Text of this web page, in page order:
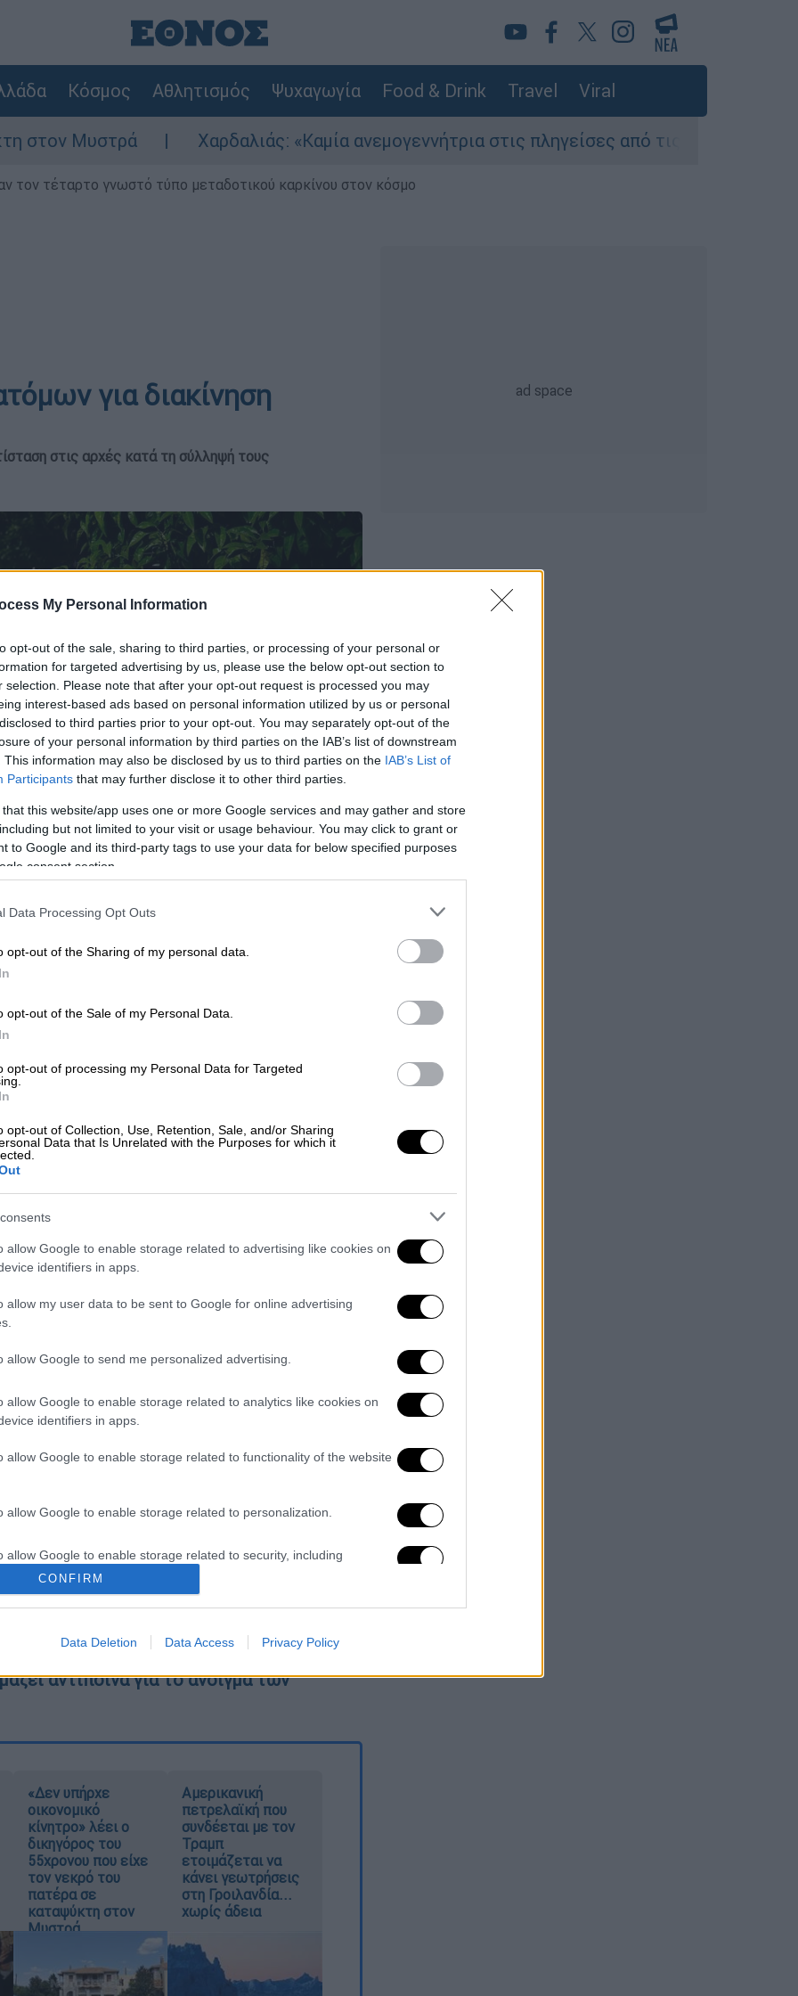
My Personal Information
opt-out of the sale, sharing to third parties, or processing of your personal or
for targeted advertising by us, please use the below opt-out section to
selection. Please note that after your opt-out request is processed you may
interest-based ads based on personal information utilized by us or personal
to third parties prior to your opt-out. You may separately opt-out of the
of your personal information by third parties on the IAB’s list of downstream
This information may also be disclosed by us to third parties on the IAB’s List of
Participants that may further disclose it to other third parties.
that this website/app uses one or more Google services and may gather and store
but not limited to your visit or usage behaviour. You may click to grant or
to Google and its third-party tags to use your data for below specified purposes
consent section.
Data Processing Opt Outs
opt-out of the Sharing of my personal data.
opt-out of the Sale of my Personal Data.
opt-out of processing my Personal Data for Targeted
opt-out of Collection, Use, Retention, Sale, and/or Sharing
Data that Is Unrelated with the Purposes for which it
allow Google to enable storage related to advertising like cookies on
identifiers in apps.
allow my user data to be sent to Google for online advertising
allow Google to send me personalized advertising.
allow Google to enable storage related to analytics like cookies on
identifiers in apps.
allow Google to enable storage related to functionality of the website
allow Google to enable storage related to personalization.
allow Google to enable storage related to security, including
functionality and fraud prevention, and other user protection.
CONFIRM
Data Deletion Data Access Privacy Policy
Κόσμος Αθλητισμός Ψυχαγωγία Food & Drink Travel Viral
Μυστρά Χαρδαλιάς: «Καμία ανεμογεννήτρια στις πληγείσες από τις πυρκαγιές περιοχές
τον τέταρτο γνωστό τύπο μεταδοτικού καρκίνου στον κόσμο
για διακίνηση
στις αρχές κατά τη σύλληψή τους
της Υποδιεύθυνσης Δίωξης
για κατοχή και διακίνηση
συνελήφθησαν να κατέχουν (με
κοκαΐνης και παρά τη σθεναρή
και συνελήφθησαν.
γραμμάρια κοκαΐνης, 19 γραμμάρια
ποσό των 1.540 ευρώ, 7 συσκευές κινητής
εισαγγελέα Πλημμελειοδικών Αθηνών.
τους εργαζόμενους – Το παρασκήνιο
τον καύσωνα - Τους 43 βαθμούς θα
του 4ου κύματος – Καμπάνακι από
για click away σε ανεμβολίαστους
αντίποινα για το άνοιγμα των
«Δεν υπήρχε
οικονομικό
κίνητρο» λέει ο
δικηγόρος του
55χρονου που είχε
τον νεκρό του
πατέρα σε
καταψύκτη στον
Μυστρά
Αμερικανική
πετρελαϊκή που
συνδέεται με τον
Τραμπ
ετοιμάζεται να
κάνει γεωτρήσεις
στη Γροιλανδία...
χωρίς άδεια